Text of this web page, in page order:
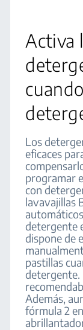
Activa
Los
eficaces
programar
con
lavavajillas
detergente
dispone de
pastillas
detergente.
Además,
fórmula 2